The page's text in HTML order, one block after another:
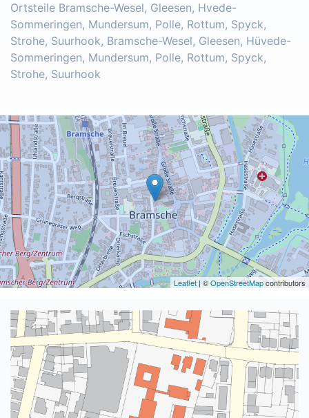
Ortsteile Bramsche-Wesel, Gleesen, Hvede-
Sommeringen, Mundersum, Polle, Rottum, Spyck,
Strohe, Suurhook, Bramsche-Wesel, Gleesen, Hüvede-
Sommeringen, Mundersum, Polle, Rottum, Spyck,
Strohe, Suurhook
Leaflet | ©OpenStreetMapcontributors